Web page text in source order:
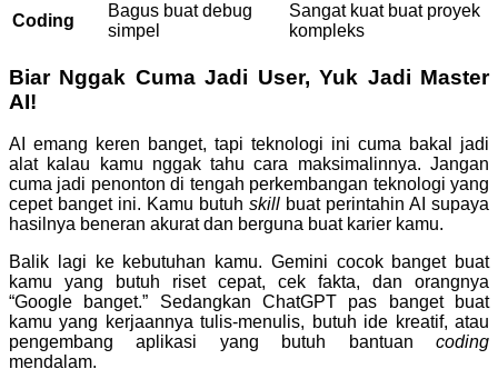
Coding
Bagus buat debug
simpel
Sangat kuat buat proyek
kompleks
Biar Nggak Cuma Jadi User, Yuk Jadi Master
AI!
AI emang keren banget, tapi teknologi ini cuma bakal jadi
alat kalau kamu nggak tahu cara maksimalinnya. Jangan
cuma jadi penonton di tengah perkembangan teknologi yang
cepet banget ini. Kamu butuh skill buat perintahin AI supaya
hasilnya beneran akurat dan berguna buat karier kamu.
Balik lagi ke kebutuhan kamu. Gemini cocok banget buat
kamu yang butuh riset cepat, cek fakta, dan orangnya
“Google banget.” Sedangkan ChatGPT pas banget buat
kamu yang kerjaannya tulis-menulis, butuh ide kreatif, atau
pengembang aplikasi yang butuh bantuan coding
mendalam.